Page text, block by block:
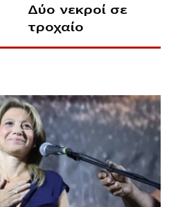
Δύο νεκροί σε
τροχαίο